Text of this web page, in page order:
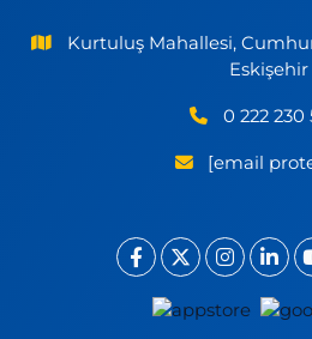
Kurtuluş Mahallesi,
Eskişehir
0 222 230
[email